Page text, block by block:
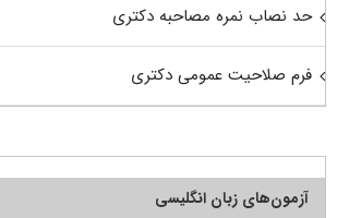
حد نصاب نمره مصاحبه دکتری
فرم صلاحیت عمومی دکتری
آزمون‌های زبان انگلیسی